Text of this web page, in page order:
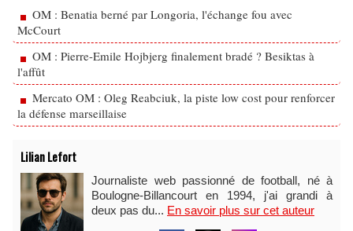
OM : Benatia berné par Longoria, l'échange fou avec
McCourt
OM : Pierre-Emile Hojbjerg finalement bradé ? Besiktas à
l'affût
Mercato OM : Oleg Reabciuk, la piste low cost pour renforcer
la défense marseillaise
Lilian Lefort
Journaliste web passionné de football, né à
Boulogne-Billancourt en 1994, j'ai grandi à
deux pas du... En savoir plus sur cet auteur